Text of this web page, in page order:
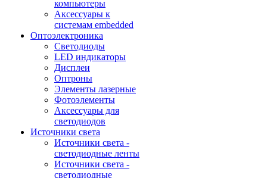
компьютеры
Аксессуары к
системам embedded
Oптоэлектроника
Светодиоды
LED индикаторы
Дисплеи
Оптроны
Элементы лазерные
Фотоэлементы
Аксессуары для
светодиодов
Источники света
Источники света -
светодиодные ленты
Источники света -
светодиодные